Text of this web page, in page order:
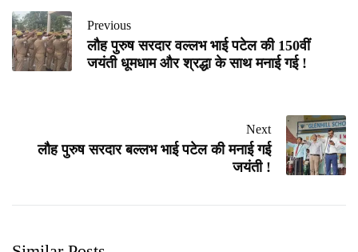
Previous
लौह पुरुष सरदार वल्लभ भाई पटेल की 150वीं
जयंती धूमधाम और श्रद्धा के साथ मनाई गई !
Next
लौह पुरुष सरदार बल्लभ भाई पटेल की मनाई गई
जयंती !